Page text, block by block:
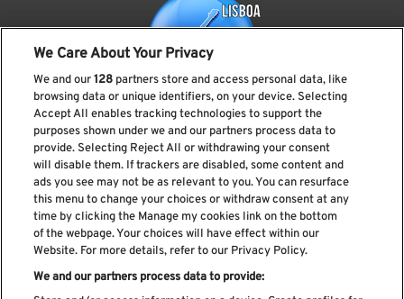
Subscreve a nossa newsletter
Li e aceito os Política de privacidade
We Care About Your Privacy
We and our128 partners store and access personal data, like
browsing data or unique identifiers, on your device. Selecting
Accept All enables tracking technologies to support the
purposes shown under we and our partners process data to
provide. Selecting Reject All or withdrawing your consent
will disable them. If trackers are disabled, some content and
ads you see may not be as relevant to you. You can resurface
this menu to change your choices or withdraw consent at any
time by clicking the Manage my cookies link on the bottom
of the webpage. Your choices will have effect within our
Website. For more details, refer to our Privacy Policy.
We and our partners process data to provide: